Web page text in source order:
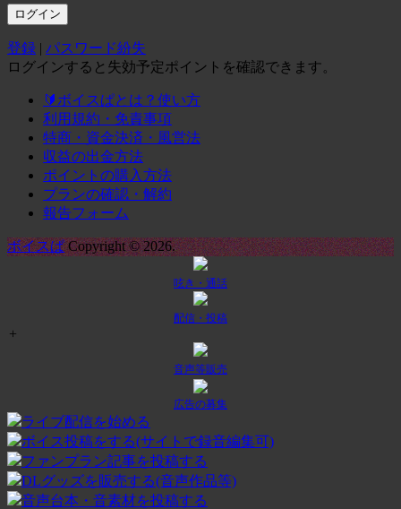
登録 | パスワード紛失
ログインすると失効予定ポイントを確認できます。
🔰ボイスぱとは？使い方
利用規約・免責事項
特商・資金決済・風営法
収益の出金方法
ポイントの購入方法
プランの確認・解約
報告フォーム
ボイスぱCopyright © 2026.
呟き・通話
配信・投稿
+
音声等販売
広告の募集
ライブ配信を始める
ボイス投稿をする(サイトで録音編集可)
ファンプラン記事を投稿する
DLグッズを販売する(音声作品等)
音声台本・音素材を投稿する